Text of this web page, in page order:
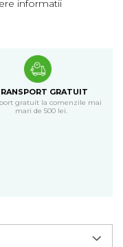
informatii
GRATUIT
gratuit la comenzile mai
mari de 500 lei.